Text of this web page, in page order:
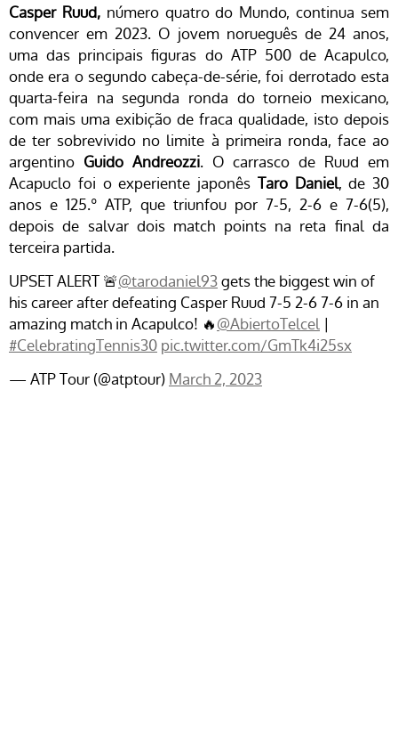
Casper Ruud,número quatro do Mundo, continua sem
convencer em 2023. O jovem norueguês de 24 anos,
uma das principais figuras do ATP 500 de Acapulco,
onde era o segundo cabeça-de-série, foi derrotado esta
quarta-feira na segunda ronda do torneio mexicano,
com mais uma exibição de fraca qualidade, isto depois
de ter sobrevivido no limite à primeira ronda, face ao
argentino Guido Andreozzi. O carrasco de Ruud em
Acapuclo foi o experiente japonês Taro Daniel, de 30
anos e 125.º ATP, que triunfou por 7-5, 2-6 e 7-6(5),
depois de salvar dois match points na reta final da
terceira partida.
UPSET ALERT 🚨@tarodaniel93gets the biggest win of
his career after defeating Casper Ruud 7-5 2-6 7-6 in an
amazing match in Acapulco! 🔥@AbiertoTelcel |
#CelebratingTennis30 pic.twitter.com/GmTk4i25sx
— ATP Tour (@atptour) March 2, 2023